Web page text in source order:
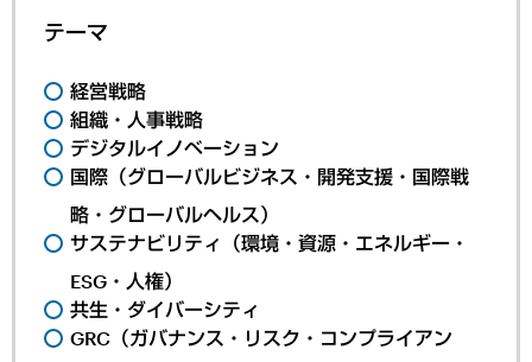
テーマ
経営戦略
組織・人事戦略
デジタルイノベーション
国際（グローバルビジネス・開発支援・国際戦
略・グローバルヘルス）
サステナビリティ（環境・資源・エネルギー・
ESG・人権）
共生・ダイバーシティ
GRC（ガバナンス・リスク・コンプライアン